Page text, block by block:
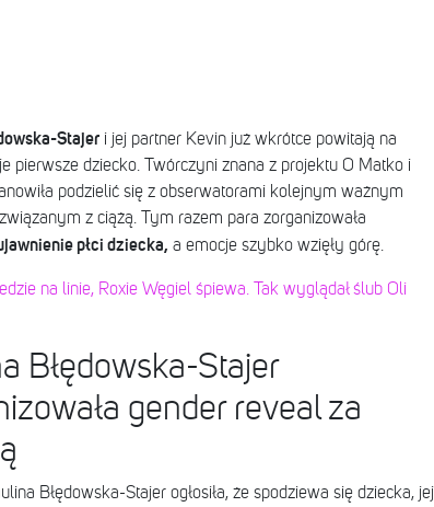
Stajeri jej partner Kevin już wkrótce powitają na
pierwsze dziecko. Twórczyni znana z projektu O Matko i
podzielić się z obserwatorami kolejnym ważnym
z ciążą. Tym razem para zorganizowała
płci dziecka, a emocje szybko wzięły górę.
na linie, Roxie Węgiel śpiewa. Tak wyglądał ślub Oli
Błędowska-Stajer
gender reveal za
Błędowska-Stajer ogłosiła, że spodziewa się dziecka, jej